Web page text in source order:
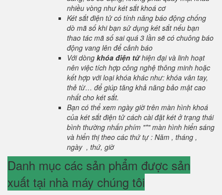
nhiều vòng như két sắt khoá cơ
Két sắt điện tử có tính năng báo động chống
dò mã số khi bạn sử dụng két sắt nếu bạn
thao tác mã số sai quá 3 lần sẽ có chuông báo
động vang lên để cảnh báo
Với dòng khóa điện tửhiện đại và linh hoạt
nên việc tích hợp công nghệ thông minh hoặc
kết hợp với loại khóa khác như: khóa vân tay,
thẻ từ… để giúp tăng khả năng bảo mật cao
nhất cho két sắt.
Bạn có thể xem ngày giờ trên màn hình khoá
của két sắt điện tử cách cài đặt két ở trạng thái
bình thường nhấn phím "*" màn hình hiển sáng
và hiển thị theo các thứ tự : Năm , tháng ,
ngày , thứ, giờ
Danh mục các sản phẩm được sản
xuất tại nhà máy chúng tôi